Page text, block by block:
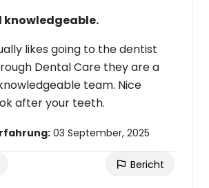
knowledgeable.
likes going to the dentist
Dental Care they are a
team. Nice
after your teeth.
03 September, 2025
Bericht